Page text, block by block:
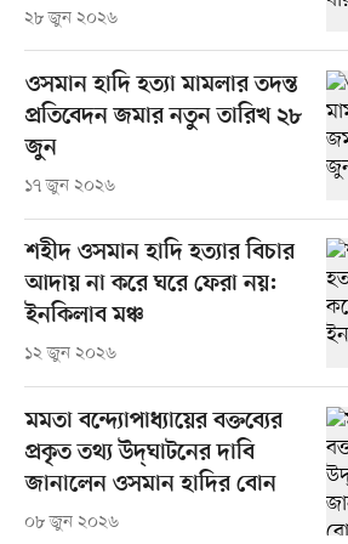
২৮ জুন ২০২৬
ওসমান হাদি হত্যা মামলার তদন্ত
প্রতিবেদন জমার নতুন তারিখ ২৮
জুন
১৭ জুন ২০২৬
শহীদ ওসমান হাদি হত্যার বিচার
আদায় না করে ঘরে ফেরা নয়:
ইনকিলাব মঞ্চ
১২ জুন ২০২৬
মমতা বন্দ্যোপাধ্যায়ের বক্তব্যের
প্রকৃত তথ্য উদ্‌ঘাটনের দাবি
জানালেন ওসমান হাদির বোন
০৮ জুন ২০২৬